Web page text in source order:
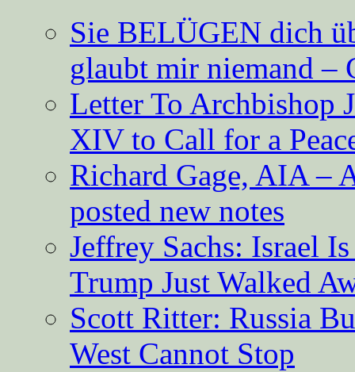
Sie BELÜGEN dich
glaubt mir niemand –
Letter To Archbishop
XIV to Call for a
Richard Gage, AIA –
posted new notes
Jeffrey Sachs: Israel
Trump Just Walked
Scott Ritter: Russia
West Cannot Stop